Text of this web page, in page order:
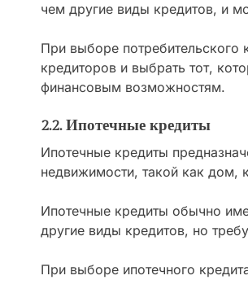
чем другие виды кредитов, и
При выборе потребительского
кредиторов и выбрать тот,
финансовым возможностям.
2.2. Ипотечные кредиты
Ипотечные кредиты
недвижимости, такой как дом,
Ипотечные кредиты обычно
другие виды кредитов, но
При выборе ипотечного